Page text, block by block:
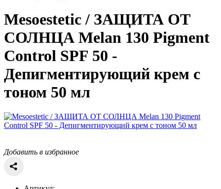
Mesoestetic / ЗАЩИТА ОТ
СОЛНЦА Melan 130 Pigment
Control SPF 50 -
Депигментирующий крем с
тоном 50 мл
Добавить в избранное